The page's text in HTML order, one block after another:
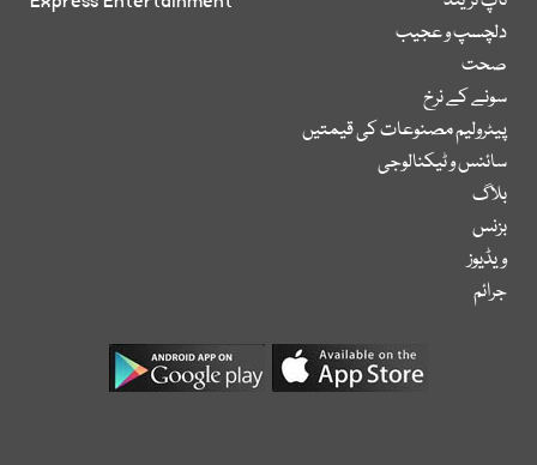
دلچسپ و عجیب
صحت
سونے کے نرخ
پیٹرولیم مصنوعات کی قیمتیں
سائنس و ٹیکنالوجی
بلاگ
بزنس
ویڈیوز
جرائم